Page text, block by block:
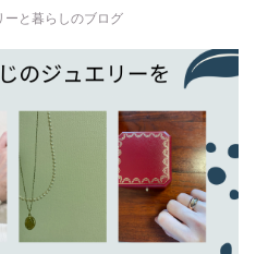
ーと暮らしのブログ